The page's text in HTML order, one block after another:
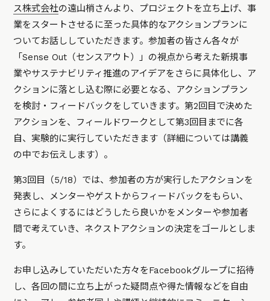
ス株式会社の遠山梢さんより、プロジェクトを立ち上げ、事
業をスタートさせるに至った具体的なアクションプランに
ついてお話ししていただきます。参加者の皆さん各々が
「Sense Out（センスアウト）」の視点から考えた新規事
業やサステナビリティ推進のアイデアをさらに具体化し、ア
クションに落とし込む際に必要となる、アクションプラン
を検討・フィードバックをしていきます。第2回目で決めた
アクションを、フィールドワークとして第3回目までに各
自、実験的に実行していただきます（詳細については講義
の中でお伝えします）。
第3回目（5/18）では、参加者の方が実行したアクションを
発表し、メンターやゲストからフィードバックをもらい、
さらによくするにはどうしたら良いかをメンターや参加者
間で考えていき、ネクストアクションの決定をゴールとしま
す。
お申し込みしていただいた方々をFacebookグループに招待
し、各回の間に立ち上がった疑問点や得た情報などを自由